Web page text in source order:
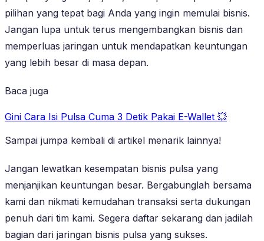
pilihan yang tepat bagi Anda yang ingin memulai bisnis.
Jangan lupa untuk terus mengembangkan bisnis dan
memperluas jaringan untuk mendapatkan keuntungan
yang lebih besar di masa depan.
Baca juga
Gini Cara Isi Pulsa Cuma 3 Detik Pakai E-Wallet 💥
Sampai jumpa kembali di artikel menarik lainnya!
Jangan lewatkan kesempatan bisnis pulsa yang
menjanjikan keuntungan besar. Bergabunglah bersama
kami dan nikmati kemudahan transaksi serta dukungan
penuh dari tim kami. Segera daftar sekarang dan jadilah
bagian dari jaringan bisnis pulsa yang sukses.